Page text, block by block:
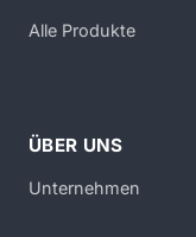
Alle Produkte
ÜBER UNS
Unternehmen